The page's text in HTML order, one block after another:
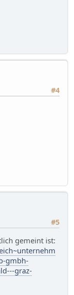
#4
#5
gemeint ist:
gmbh-
graz-